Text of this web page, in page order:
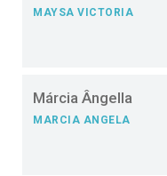
MAYSA VICTORIA
Márcia Ângella
MARCIA ANGELA